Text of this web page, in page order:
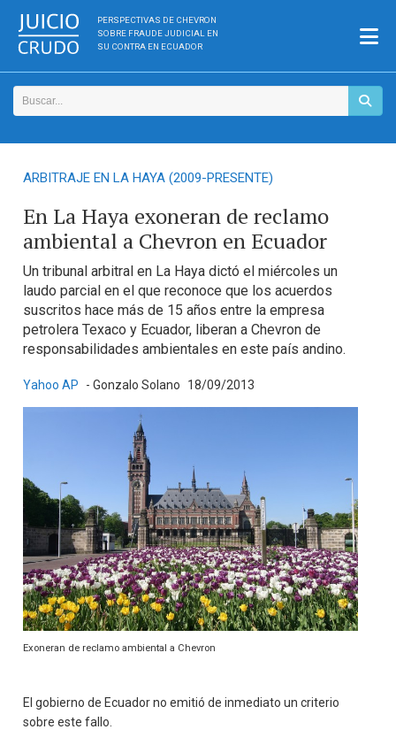
PERSPECTIVAS DE CHEVRON
SOBRE FRAUDE JUDICIAL EN
SU CONTRA EN ECUADOR
ARBITRAJE EN LA HAYA (2009-PRESENTE)
En La Haya exoneran de reclamo
ambiental a Chevron en Ecuador
Un tribunal arbitral en La Haya dictó el miércoles un
laudo parcial en el que reconoce que los acuerdos
suscritos hace más de 15 años entre la empresa
petrolera Texaco y Ecuador, liberan a Chevron de
responsabilidades ambientales en este país andino.
Yahoo AP - Gonzalo Solano 18/09/2013
Exoneran de reclamo ambiental a Chevron
El gobierno de Ecuador no emitió de inmediato un criterio
sobre este fallo.